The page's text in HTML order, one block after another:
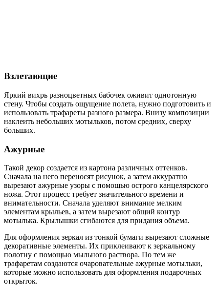
Взлетающие
Яркий вихрь разноцветных бабочек оживит однотонную
стену. Чтобы создать ощущение полета, нужно подготовить и
использовать трафареты разного размера. Внизу композиции
наклеить небольших мотыльков, потом средних, сверху
больших.
Ажурные
Такой декор создается из картона различных оттенков.
Сначала на него переносят рисунок, а затем аккуратно
вырезают ажурные узоры с помощью острого канцелярского
ножа. Этот процесс требует значительного времени и
внимательности. Сначала уделяют внимание мелким
элементам крыльев, а затем вырезают общий контур
мотылька. Крылышки сгибаются для придания объема.
Для оформления зеркал из тонкой бумаги вырезают сложные
декоративные элементы. Их приклеивают к зеркальному
полотну с помощью мыльного раствора. По тем же
трафаретам создаются очаровательные ажурные мотыльки,
которые можно использовать для оформления подарочных
открыток.